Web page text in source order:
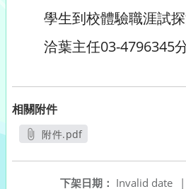
學生到校體驗職涯試
洽葉主任03-4796345
相關附件
附件.pdf
下架日期： Invalid date
|